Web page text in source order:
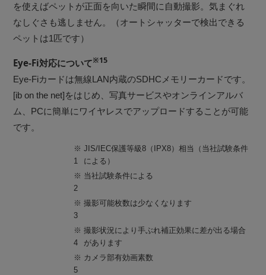
を使えばペットが正面を向いた瞬間に自動撮影。気まぐれ
なしぐさも逃しません。（オートシャッターで検出できる
ペットは1匹です）
Eye-Fi対応について※15
Eye-Fiカードは無線LAN内蔵のSDHCメモリーカードです。
[ib on the net]をはじめ、写真サービスやオンラインアルバ
ム、PCに簡単にワイヤレスでアップロードすることが可能
です。
※
1
JIS/IEC保護等級8（IPX8）相当（当社試験条件
による）
※
2
当社試験条件による
※
3
撮影可能枚数は少なくなります
※
4
撮影状況により手ぶれ補正効果に差が出る場合
があります
※
5
カメラ部有効画素数